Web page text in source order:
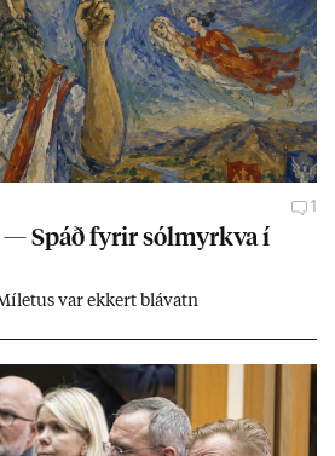
1
— Spáð fyr­ir sól­myrkva í
var ekk­ert blá­vatn